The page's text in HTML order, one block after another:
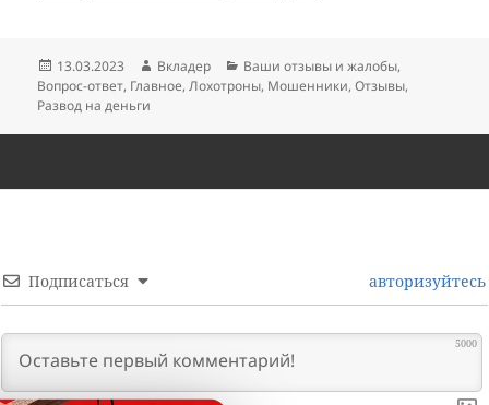
Опубликовано
13.03.2023 Автор
Вкладер Рубрики
Ваши отзывы и жалобы,
Вопрос-ответ, Главное,Лохотроны, Мошенники,Отзывы,
Развод на деньги
Подписаться авторизуйтесь
5000